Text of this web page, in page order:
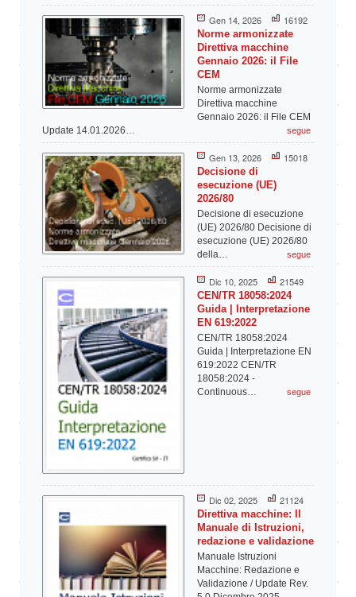
Gen 14, 2026 16192
Norme armonizzate
Direttiva macchine
Gennaio 2026: il File
CEM
Norme armonizzate
Direttiva macchine
Gennaio 2026: il File CEM
Update 14.01.2026…
segue
Gen 13, 2026 15018
Decisione di
esecuzione (UE)
2026/80
Decisione di esecuzione
(UE) 2026/80 Decisione di
esecuzione (UE) 2026/80
della…
segue
Dic 10, 2025 21549
CEN/TR 18058:2024
Guida | Interpretazione
EN 619:2022
CEN/TR 18058:2024
Guida | Interpretazione EN
619:2022 CEN/TR
18058:2024 -
Continuous…
segue
Dic 02, 2025 21124
Direttiva macchine: Il
Manuale di Istruzioni,
redazione e validazione
Manuale Istruzioni
Macchine: Redazione e
Validazione / Update Rev.